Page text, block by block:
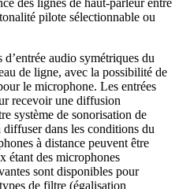
pilote sélectionnable ou
audio symétriques du
de ligne, avec la possibilité de
le microphone. Les entrées
recevoir une diffusion
système de sonorisation de
dans les conditions du
à distance peuvent être
étant des microphones
sont disponibles pour
de filtre (égalisation